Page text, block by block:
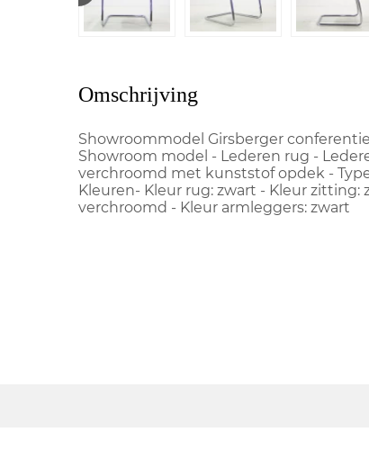
Omschrijving
Showroommodel Girsberger
Showroom model - Lederen rug -
verchroomd met kunststof opdek -
Kleuren- Kleur rug: zwart - Kleur zitting:
verchroomd - Kleur armleggers: zwart